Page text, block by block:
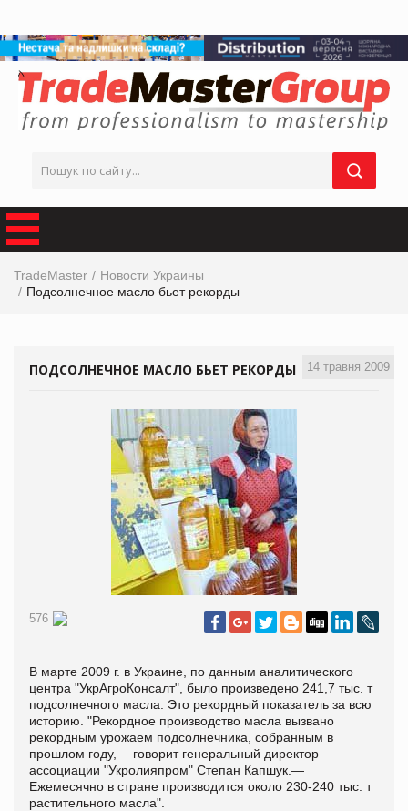
TradeMaster
Новости Украины
Подсолнечное масло бьет рекорды
14 травня 2009
ПОДСОЛНЕЧНОЕ МАСЛО БЬЕТ РЕКОРДЫ
576
В марте 2009 г. в Украине, по данным аналитического
центра "УкрАгроКонсалт", было произведено 241,7 тыс. т
подсолнечного масла. Это рекордный показатель за всю
историю. "Рекордное производство масла вызвано
рекордным урожаем подсолнечника, собранным в
прошлом году,— говорит генеральный директор
ассоциации "Укролияпром" Степан Капшук.—
Ежемесячно в стране производится около 230-240 тыс. т
растительного масла".